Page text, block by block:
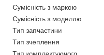
Сумісність з маркою
Сумісність з моделлю
Тип запчастини
Тип зчеплення
Тип комплектуючого